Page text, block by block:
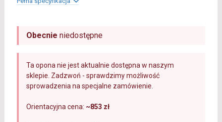
Obecnie niedostępne
Ta opona nie jest aktualnie dostępna w naszym
sklepie. Zadzwoń - sprawdzimy możliwość
sprowadzenia na specjalne zamówienie.
Orientacyjna cena: ~853 zł